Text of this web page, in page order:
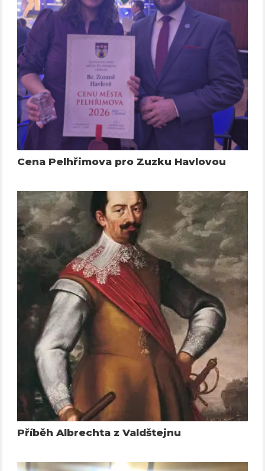
Cena Pelhřimova pro Zuzku Havlovou
Příběh Albrechta z Valdštejnu